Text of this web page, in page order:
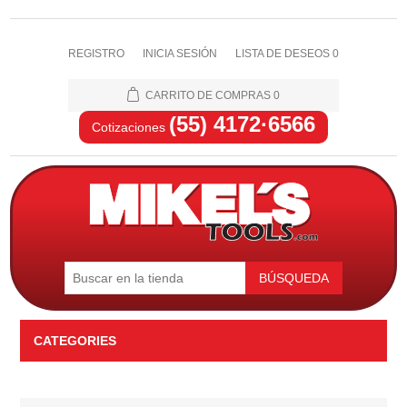
REGISTRO INICIA SESIÓN LISTA DE DESEOS 0
CARRITO DE COMPRAS 0
Cotizaciones (55) 4172·6566
BÚSQUEDA
CATEGORIES